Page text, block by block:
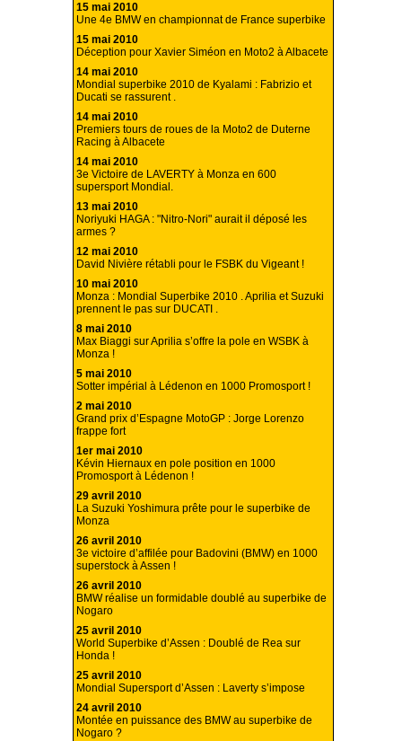
15 mai 2010
Une 4e BMW en championnat de France superbike
15 mai 2010
Déception pour Xavier Siméon en Moto2 à Albacete
14 mai 2010
Mondial superbike 2010 de Kyalami : Fabrizio et
Ducati se rassurent .
14 mai 2010
Premiers tours de roues de la Moto2 de Duterne
Racing à Albacete
14 mai 2010
3e Victoire de LAVERTY à Monza en 600
supersport Mondial.
13 mai 2010
Noriyuki HAGA : "Nitro-Nori" aurait il déposé les
armes ?
12 mai 2010
David Nivière rétabli pour le FSBK du Vigeant !
10 mai 2010
Monza : Mondial Superbike 2010 . Aprilia et Suzuki
prennent le pas sur DUCATI .
8 mai 2010
Max Biaggi sur Aprilia s’offre la pole en WSBK à
Monza !
5 mai 2010
Sotter impérial à Lédenon en 1000 Promosport !
2 mai 2010
Grand prix d’Espagne MotoGP : Jorge Lorenzo
frappe fort
1er mai 2010
Kévin Hiernaux en pole position en 1000
Promosport à Lédenon !
29 avril 2010
La Suzuki Yoshimura prête pour le superbike de
Monza
26 avril 2010
3e victoire d’affilée pour Badovini (BMW) en 1000
superstock à Assen !
26 avril 2010
BMW réalise un formidable doublé au superbike de
Nogaro
25 avril 2010
World Superbike d’Assen : Doublé de Rea sur
Honda !
25 avril 2010
Mondial Supersport d’Assen : Laverty s’impose
24 avril 2010
Montée en puissance des BMW au superbike de
Nogaro ?